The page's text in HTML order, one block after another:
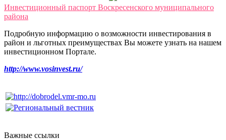
Инвестиционный паспорт Воскресенского муниципального
района
Подробную информацию о возможности инвестирования в
район и льготных преимуществах Вы можете узнать на нашем
инвестиционном Портале.
http://www.vosinvest.ru/
Важные ссылки